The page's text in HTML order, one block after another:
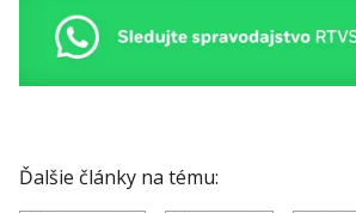
Ďalšie články na tému: